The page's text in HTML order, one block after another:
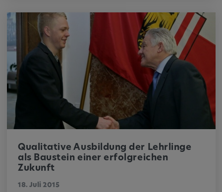
Qualitative Ausbildung der Lehrlinge
als Baustein einer erfolgreichen
Zukunft
18. Juli 2015
Medien"
Statistik
Statistik Cookies sammeln anonyme
Informationen über das Nutzerverhalten.
Diese Informationen helfen uns, das
Verhalten unserer Nutzer auf unserer
Webseite besser zu verstehen.
_pk_id.*, _pk_ses.*
Name: